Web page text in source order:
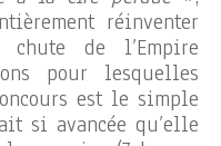
réinventer
de l’Empire
pour lesquelles
est le simple
si avancée qu’elle